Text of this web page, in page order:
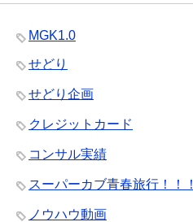
MGK1.0
せどり
せどり企画
クレジットカード
コンサル実績
スーパーカブ青春旅行！！！
ノウハウ動画